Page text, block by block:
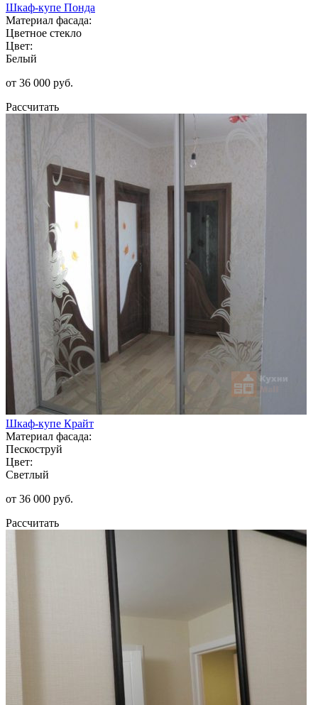
Шкаф-купе Понда
Материал фасада:
Цветное стекло
Цвет:
Белый
от 36 000 руб.
Рассчитать
Шкаф-купе Крайт
Материал фасада:
Пескоструй
Цвет:
Светлый
от 36 000 руб.
Рассчитать